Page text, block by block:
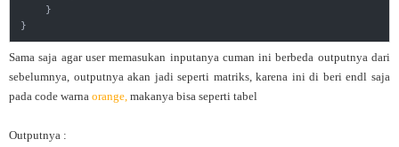
    }
Sama saja agar user memasukan inputanya cuman ini berbeda outputnya dari
sebelumnya, outputnya akan jadi seperti matriks, karena ini di beri endl saja
pada code warna orange, makanya bisa seperti tabel
Outputnya :